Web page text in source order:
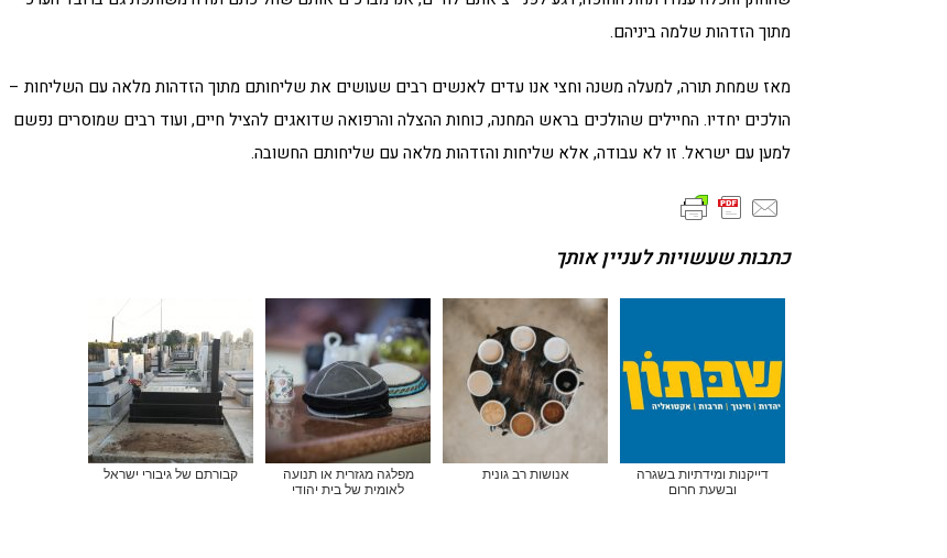
מתוך הזדהות שלמה ביניהם.
מאז שמחת תורה, למעלה משנה וחצי אנו עדים לאנשים רבים שעושים את שליחותם מתוך הזדהות מלאה עם השליחות –
הולכים יחדיו. החיילים שהולכים בראש המחנה, כוחות ההצלה והרפואה שדואגים להציל חיים, ועוד רבים שמוסרים נפשם
למען עם ישראל. זו לא עבודה, אלא שליחות והזדהות מלאה עם שליחותם החשובה.
כתבות שעשויות לעניין אותך
דייקנות ומידתיות בשגרה
ובשעת חרום
אנושות רב גונית
מפלגה מגזרית או תנועה
לאומית של בית יהודי
קבורתם של גיבורי ישראל